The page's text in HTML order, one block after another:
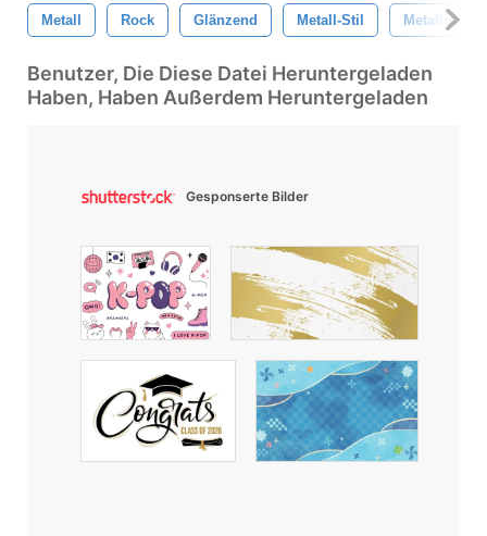
Metall Rock Glänzend Metall-Stil Metallisch
Benutzer, Die Diese Datei Heruntergeladen
Haben, Haben Außerdem Heruntergeladen
Gesponserte Bilder